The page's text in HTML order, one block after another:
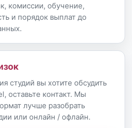
комиссии, обучение,
и порядок выплат до
студий вы хотите обсудить
оставьте контакт. Мы
лучше разобрать
или онлайн / офлайн.